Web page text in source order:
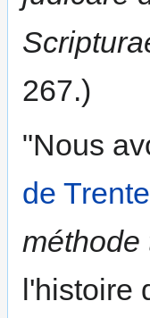
267.)
"Nous
de Trente
méthode
l'histoire